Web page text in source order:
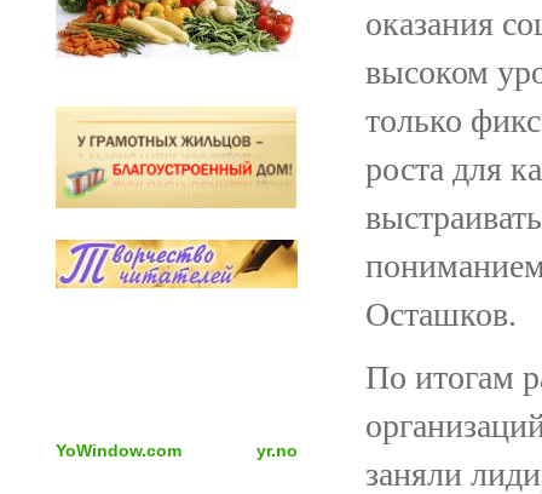
YoWindow.com yr.no
оказания
высоком
только
роста для
Осташков.
По итогам
заняли